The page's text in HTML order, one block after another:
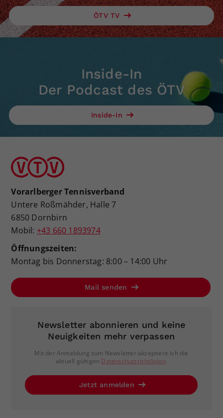
ÖTV TV
Inside-In
Der Podcast des ÖTV
Inside-In
Vorarlberger Tennisverband
Untere Roßmähder, Halle 7
6850 Dornbirn
Mobil: +43 660 1893974
Öffnungszeiten:
Montag bis Donnerstag: 8:00 – 14:00 Uhr
Mail senden
Newsletter abonnieren und keine
Neuigkeiten mehr verpassen
Mit der Anmeldung zum Newsletter akzeptiere ich die
aktuell gültigen Datenschutzrichtlinien.
Jetzt anmelden